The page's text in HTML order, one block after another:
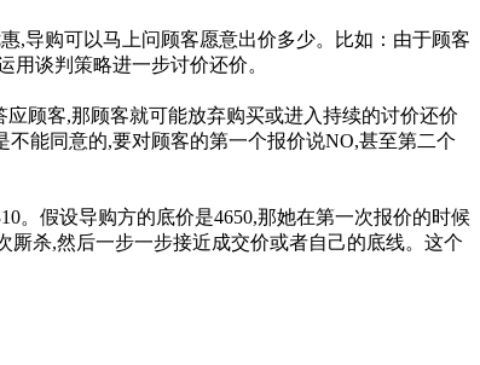
导购可以马上问顾客愿意出价多少。比如：由于顾客
谈判策略进一步讨价还价。
顾客,那顾客就可能放弃购买或进入持续的讨价还价
能同意的,要对顾客的第一个报价说NO,甚至第二个
。假设导购方的底价是4650,那她在第一次报价的时候
厮杀,然后一步一步接近成交价或者自己的底线。这个